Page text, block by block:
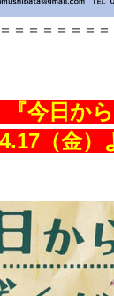
＝＝＝＝＝＝＝
今日か
（金）